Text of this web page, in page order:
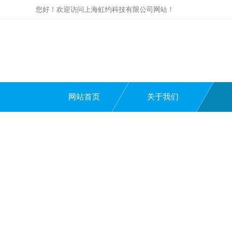
您好！欢迎访问上海虹约科技有限公司网站！
网站首页 关于我们